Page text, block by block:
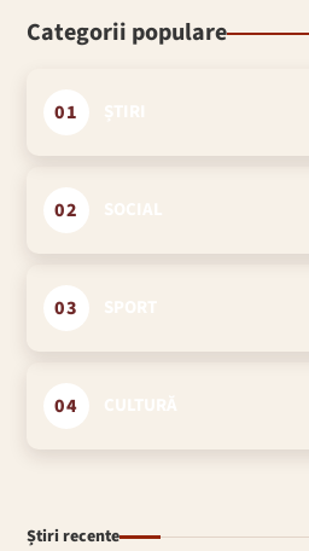
Categorii populare
01
02
03
04
Știri recente